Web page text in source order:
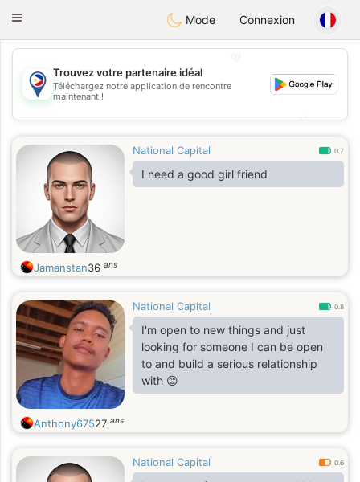
PhilippinesChat
Toggle
Mode Connexion
💖
💕
Trouvez votre partenaire idéal
Téléchargez notre application de rencontre
maintenant !
National Capital 0.7
I need a good girl friend
Jamanstan36 ans
National Capital 0.8
I'm open to new things and just
looking for someone I can be open
to and build a serious relationship
with 😊
Anthony67527 ans
National Capital 0.6